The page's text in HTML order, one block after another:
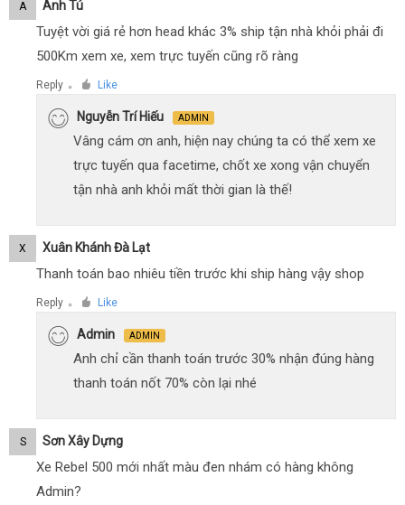
A Anh Tú
Tuyệt vời giá rẻ hơn head khác 3% ship tận nhà khỏi phải đi
500Km xem xe, xem trực tuyến cũng rõ ràng
Reply ● Like
Nguyễn Trí Hiếu ADMIN
Vâng cám ơn anh, hiện nay chúng ta có thể xem xe
trực tuyến qua facetime, chốt xe xong vận chuyển
tận nhà anh khỏi mất thời gian là thế!
X Xuân Khánh Đà Lạt
Thanh toán bao nhiêu tiền trước khi ship hàng vậy shop
Reply ● Like
Admin ADMIN
Anh chỉ cần thanh toán trước 30% nhận đúng hàng
thanh toán nốt 70% còn lại nhé
S Sơn Xây Dựng
Xe Rebel 500 mới nhất màu đen nhám có hàng không
Admin?